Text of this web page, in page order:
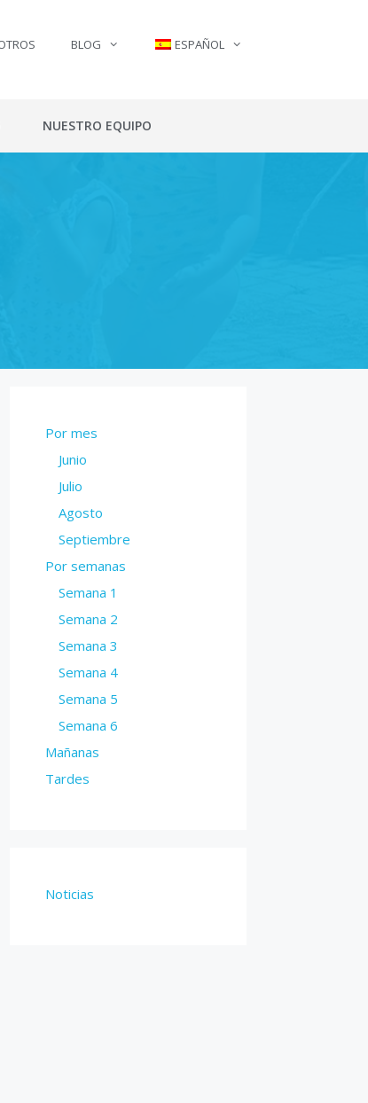
BLOG ESPAÑOL
NUESTRO EQUIPO
Por mes
Junio
Julio
Agosto
Septiembre
Por semanas
Semana 1
Semana 2
Semana 3
Semana 4
Semana 5
Semana 6
Mañanas
Tardes
Noticias